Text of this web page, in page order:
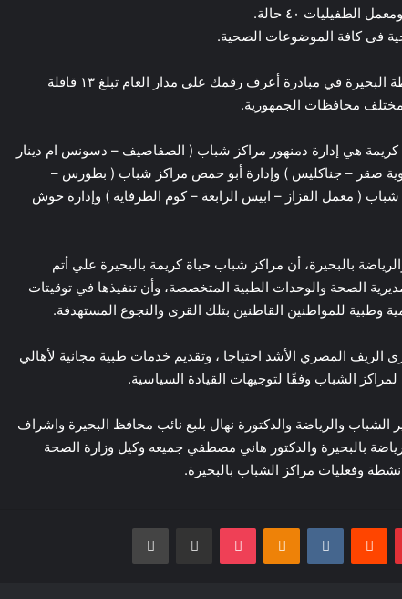
فى كافة الموضوعات الصحية.
الجدير بالذكر أن عدد القوافل المخصصة لمحافظة البحيرة في مبادرة أعرف رقمك على مدار العام تبلغ ١٣ قافلة
كريمة هي إدارة دمنهور مراكز شباب ( الصفاصيف – دسونس ام دينار
زاوية صقر – جناكليس ) وإدارة أبو حمص مراكز شباب ( بطورس –
( معمل القزاز – ابيس الرابعة – كوم الطرفاية ) وإدارة حوش
بالبحيرة، أن مراكز شباب حياة كريمة بالبحيرة علي أتم
الصحة والوحدات الطبية المتخصصة، وأن تنفيذها في توقيتات
وطبية للمواطنين القاطنين بتلك القرى والنجوع المستهدفة.
الريف المصري الأشد احتياجا ، وتقديم خدمات طبية مجانية لأهالي
الشباب وفقًا لتوجيهات القيادة السياسية.
والرياضة والدكتورة نهال بلبع نائب محافظ البحيرة واشراف
بالبحيرة والدكتور هاني مصطفي جميعه وكيل وزارة الصحة
وفعليات مراكز الشباب بالبحيرة.
بينتيريست Odnoklassniki
‫Pocket مشاركة عبر البريد طباعة